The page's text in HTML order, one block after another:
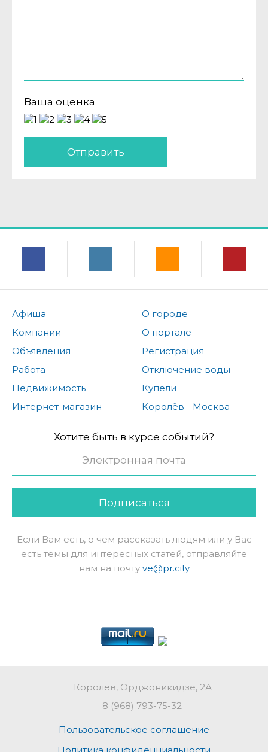
Ваша оценка
Отправить
Афиша
Компании
Объявления
Работа
Недвижимость
Интернет-магазин
О городе
О портале
Регистрация
Отключение воды
Купели
Королёв - Москва
Хотите быть в курсе событий?
Подписаться
Если Вам есть, о чем рассказать людям или у Вас
есть темы для интересных статей, отправляйте
нам на почту ve@pr.city
Королёв, Орджоникидзе, 2А
8 (968) 793-75-32
Пользовательское соглашение
Политика конфиденциальности